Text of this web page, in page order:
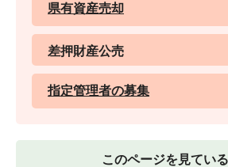
県有資産売却
差押財産公売
指定管理者の募集
このページを見てい